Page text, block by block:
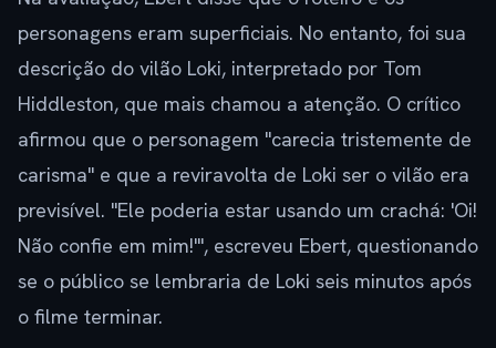
personagens eram superficiais. No entanto, foi sua
descrição do vilão Loki, interpretado por Tom
Hiddleston, que mais chamou a atenção. O crítico
afirmou que o personagem "carecia tristemente de
carisma" e que a reviravolta de Loki ser o vilão era
previsível. "Ele poderia estar usando um crachá: 'Oi!
Não confie em mim!'", escreveu Ebert, questionando
se o público se lembraria de Loki seis minutos após
o filme terminar.